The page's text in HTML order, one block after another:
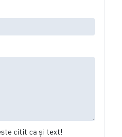
citit ca şi text!